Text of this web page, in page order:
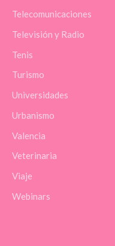
Telecomunicaciones
Televisión y Radio
Tenis
Turismo
Universidades
Urbanismo
Valencia
Veterinaria
Viaje
Webinars